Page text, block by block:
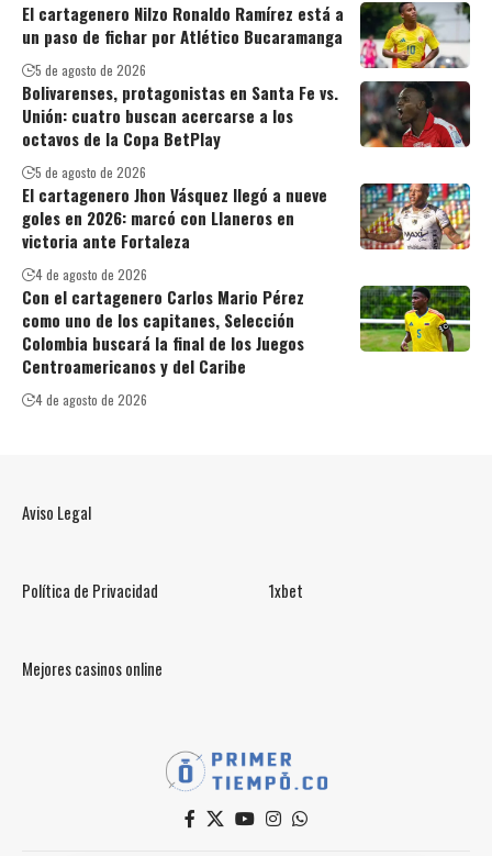
El cartagenero Nilzo Ronaldo Ramírez está a
un paso de fichar por Atlético Bucaramanga
5 de agosto de 2026
Bolivarenses, protagonistas en Santa Fe vs.
Unión: cuatro buscan acercarse a los
octavos de la Copa BetPlay
5 de agosto de 2026
El cartagenero Jhon Vásquez llegó a nueve
goles en 2026: marcó con Llaneros en
victoria ante Fortaleza
4 de agosto de 2026
Con el cartagenero Carlos Mario Pérez
como uno de los capitanes, Selección
Colombia buscará la final de los Juegos
Centroamericanos y del Caribe
4 de agosto de 2026
Aviso Legal
Política de Privacidad 1xbet
Mejores casinos online